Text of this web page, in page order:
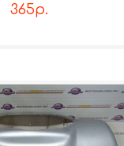
365р.